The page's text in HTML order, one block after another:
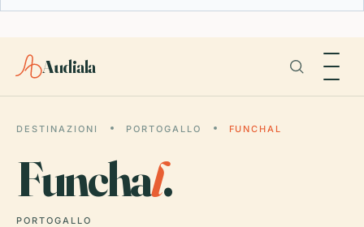
Audiala
DESTINAZIONI PORTOGALLO FUNCHAL
Funchal.
PORTOGALLO